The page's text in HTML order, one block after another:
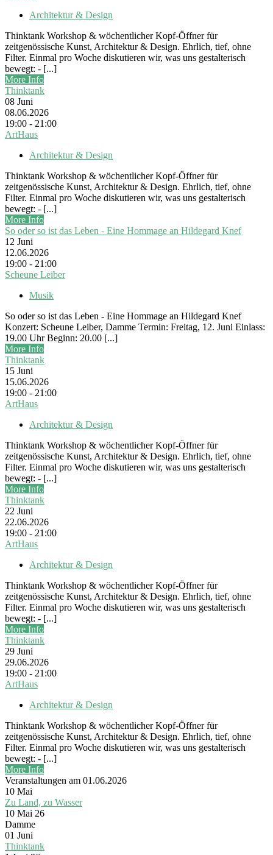
Architektur & Design
Thinktank Workshop & wöchentlicher Kopf-Öffner für
zeitgenössische Kunst, Architektur & Design. Ehrlich, tief, ohne
Filter. Einmal pro Woche diskutieren wir, was uns gestalterisch
bewegt: - [...]
More Info
Thinktank
08 Juni
08.06.2026
19:00 - 21:00
ArtHaus
Architektur & Design
Thinktank Workshop & wöchentlicher Kopf-Öffner für
zeitgenössische Kunst, Architektur & Design. Ehrlich, tief, ohne
Filter. Einmal pro Woche diskutieren wir, was uns gestalterisch
bewegt: - [...]
More Info
So oder so ist das Leben - Eine Hommage an Hildegard Knef
12 Juni
12.06.2026
19:00 - 21:00
Scheune Leiber
Musik
So oder so ist das Leben - Eine Hommage an Hildegard Knef
Konzert: Scheune Leiber, Damme Termin: Freitag, 12. Juni Einlass:
19.00 Uhr Beginn: 20.00 [...]
More Info
Thinktank
15 Juni
15.06.2026
19:00 - 21:00
ArtHaus
Architektur & Design
Thinktank Workshop & wöchentlicher Kopf-Öffner für
zeitgenössische Kunst, Architektur & Design. Ehrlich, tief, ohne
Filter. Einmal pro Woche diskutieren wir, was uns gestalterisch
bewegt: - [...]
More Info
Thinktank
22 Juni
22.06.2026
19:00 - 21:00
ArtHaus
Architektur & Design
Thinktank Workshop & wöchentlicher Kopf-Öffner für
zeitgenössische Kunst, Architektur & Design. Ehrlich, tief, ohne
Filter. Einmal pro Woche diskutieren wir, was uns gestalterisch
bewegt: - [...]
More Info
Thinktank
29 Juni
29.06.2026
19:00 - 21:00
ArtHaus
Architektur & Design
Thinktank Workshop & wöchentlicher Kopf-Öffner für
zeitgenössische Kunst, Architektur & Design. Ehrlich, tief, ohne
Filter. Einmal pro Woche diskutieren wir, was uns gestalterisch
bewegt: - [...]
More Info
Veranstaltungen am 01.06.2026
10 Mai
Zu Land, zu Wasser
10 Mai 26
Damme
01 Juni
Thinktank